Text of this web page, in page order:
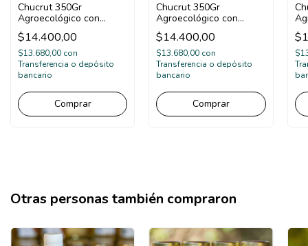
Chucrut 350Gr
Agroecológico con
Repollo blanco y morado
$14.400,00
$13.680,00 con
Transferencia o depósito
bancario
Chucrut 350Gr
Agroecológico con
Repollo blanco,
manzana verde y
jengibre
$14.400,00
$13.680,00 con
Transferencia o depósito
bancario
Otras personas también compraron